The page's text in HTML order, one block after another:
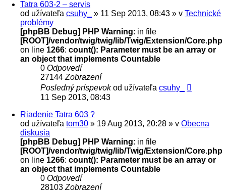
Tatra 603-2 – servis
od užívateľa csuhy_ » 11 Sep 2013, 08:43 » v Technické
problémy
[phpBB Debug] PHP Warning: in file
[ROOT]/vendor/twig/twig/lib/Twig/Extension/Core.php
on line 1266: count(): Parameter must be an array or
an object that implements Countable
0 Odpovedí
27144 Zobrazení
Posledný príspevokod užívateľa csuhy_
11 Sep 2013, 08:43
Riadenie Tatra 603 ?
od užívateľa tom30 » 19 Aug 2013, 20:28 » v Obecna
diskusia
[phpBB Debug] PHP Warning: in file
[ROOT]/vendor/twig/twig/lib/Twig/Extension/Core.php
on line 1266: count(): Parameter must be an array or
an object that implements Countable
0 Odpovedí
28103 Zobrazení